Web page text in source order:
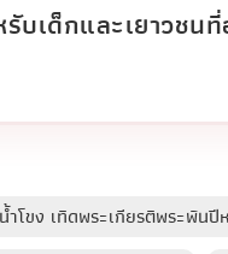
รับเด็กและเยาวช
โขง เทิดพระเกียรติพระพันปี